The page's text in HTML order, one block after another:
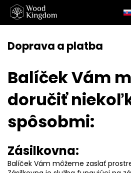
obsah
Doprava a platba
Balíček Vám
doručiť
spôsobmi:
Zásilkovna:
Balíček Vám môžeme zaslať